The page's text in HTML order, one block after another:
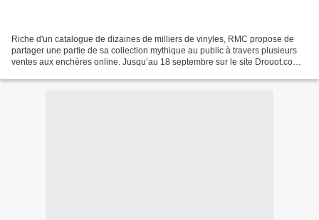
Riche d'un catalogue de dizaines de milliers de vinyles, RMC propose de
partager une partie de sa collection mythique au public à travers plusieurs
ventes aux enchères online. Jusqu’au 18 septembre sur le site Drouot.com,